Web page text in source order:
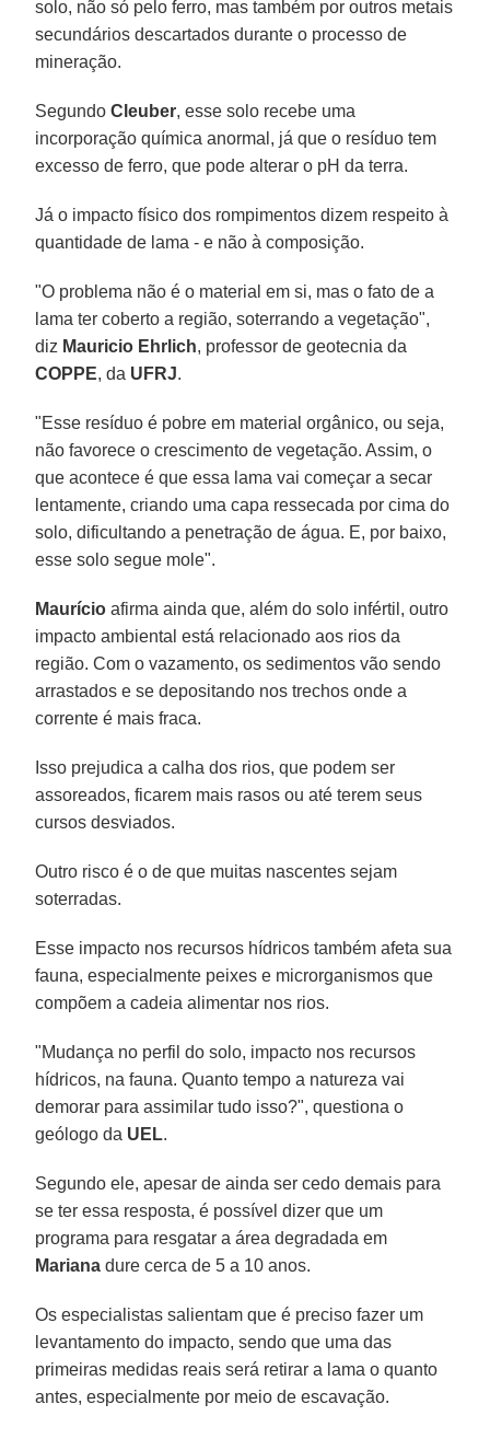
solo, não só pelo ferro, mas também por outros metais
secundários descartados durante o processo de
mineração.
SegundoCleuber, esse solo recebe uma
incorporação química anormal, já que o resíduo tem
excesso de ferro, que pode alterar o pH da terra.
Já o impacto físico dos rompimentos dizem respeito à
quantidade de lama - e não à composição.
"O problema não é o material em si, mas o fato de a
lama ter coberto a região, soterrando a vegetação",
diz Mauricio Ehrlich, professor de geotecnia da
COPPE, da UFRJ.
"Esse resíduo é pobre em material orgânico, ou seja,
não favorece o crescimento de vegetação. Assim, o
que acontece é que essa lama vai começar a secar
lentamente, criando uma capa ressecada por cima do
solo, dificultando a penetração de água. E, por baixo,
esse solo segue mole".
Maurício afirma ainda que, além do solo infértil, outro
impacto ambiental está relacionado aos rios da
região. Com o vazamento, os sedimentos vão sendo
arrastados e se depositando nos trechos onde a
corrente é mais fraca.
Isso prejudica a calha dos rios, que podem ser
assoreados, ficarem mais rasos ou até terem seus
cursos desviados.
Outro risco é o de que muitas nascentes sejam
soterradas.
Esse impacto nos recursos hídricos também afeta sua
fauna, especialmente peixes e microrganismos que
compõem a cadeia alimentar nos rios.
"Mudança no perfil do solo, impacto nos recursos
hídricos, na fauna. Quanto tempo a natureza vai
demorar para assimilar tudo isso?", questiona o
geólogo da UEL.
Segundo ele, apesar de ainda ser cedo demais para
se ter essa resposta, é possível dizer que um
programa para resgatar a área degradada em
Mariana dure cerca de 5 a 10 anos.
Os especialistas salientam que é preciso fazer um
levantamento do impacto, sendo que uma das
primeiras medidas reais será retirar a lama o quanto
antes, especialmente por meio de escavação.